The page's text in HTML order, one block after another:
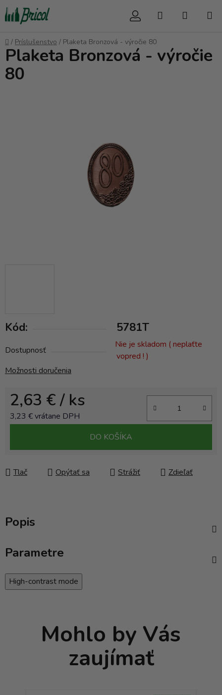
Prejsť
na
obsah
Hľadať
Domov
/ Príslušenstvo / Plaketa Bronzová - výročie 80
Kód: 5781T
Dostupnosť
Nie je skladom ( neplaťte
vopred ! )
Možnosti doručenia
2,63 €/ ks
3,23 € vrátane DPH
DO KOŠÍKA
Tlač Opýtať sa Strážiť Zdieľať
Plaketa Bronzová - výročie
80
Popis
Parametre
High-contrast mode
Mohlo by Vás
zaujímať